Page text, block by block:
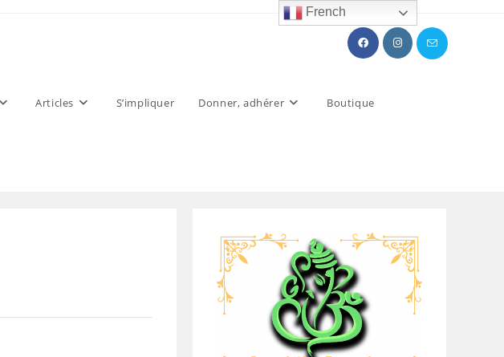
Articles S’impliquer Donner, adhérer Boutique
French